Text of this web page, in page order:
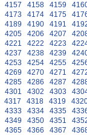
4157 4158 4159
4173 4174 4175
4189 4190 4191
4205 4206 4207
4221 4222 4223
4237 4238 4239
4253 4254 4255
4269 4270 4271
4285 4286 4287
4301 4302 4303
4317 4318 4319
4333 4334 4335
4349 4350 4351
4365 4366 4367